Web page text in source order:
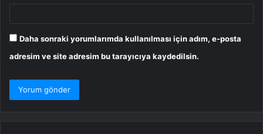
Daha sonraki yorumlarımda kullanılması için adım, e-posta
adresim ve site adresim bu tarayıcıya kaydedilsin.